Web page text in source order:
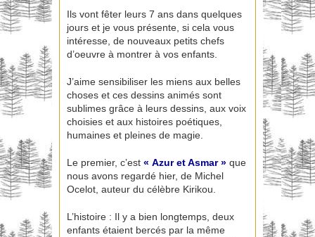
Ils vont fêter leurs 7 ans dans quelques
jours et je vous présente, si cela vous
intéresse, de nouveaux petits chefs
d’oeuvre à montrer à vos enfants.
J’aime sensibiliser les miens aux belles
choses et ces dessins animés sont
sublimes grâce à leurs dessins, aux voix
choisies et aux histoires poétiques,
humaines et pleines de magie.
Le premier, c’est « Azur et Asmar » que
nous avons regardé hier, de Michel
Ocelot, auteur du célèbre Kirikou.
L’histoire : Il y a bien longtemps, deux
enfants étaient bercés par la même